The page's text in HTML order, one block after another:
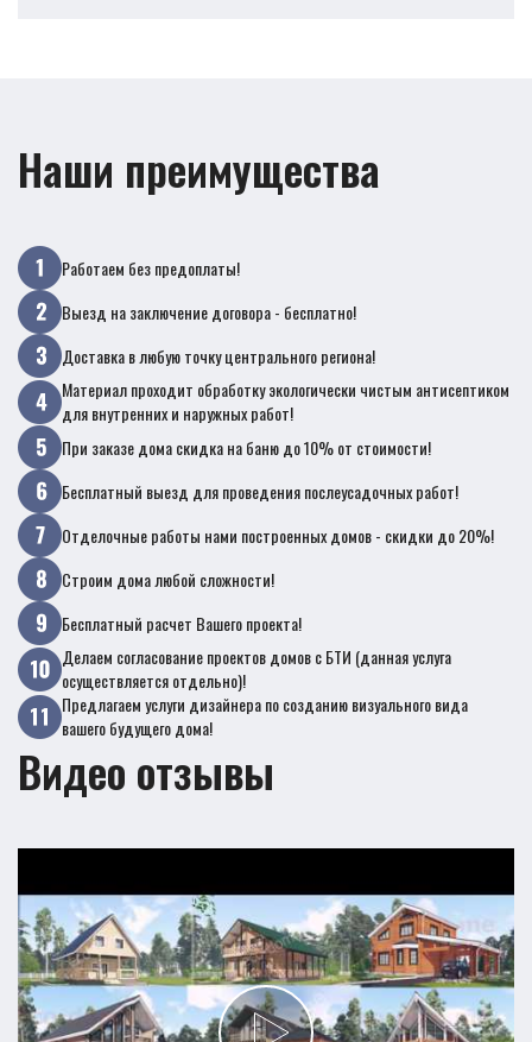
Наши преимущества
Работаем без предоплаты!
Выезд на заключение договора - бесплатно!
Доставка в любую точку центрального региона!
Материал проходит обработку экологически чистым антисептиком
для внутренних и наружных работ!
При заказе дома скидка на баню до 10% от стоимости!
Бесплатный выезд для проведения послеусадочных работ!
Отделочные работы нами построенных домов - скидки до 20%!
Строим дома любой сложности!
Бесплатный расчет Вашего проекта!
Делаем согласование проектов домов с БТИ (данная услуга
осуществляется отдельно)!
Предлагаем услуги дизайнера по созданию визуального вида
вашего будущего дома!
Видео отзывы